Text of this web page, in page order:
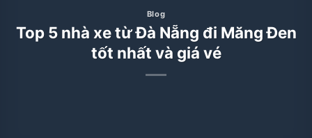
Blog
Top 5 nhà xe từ Đà Nẵng đi Măng Đen
tốt nhất và giá vé